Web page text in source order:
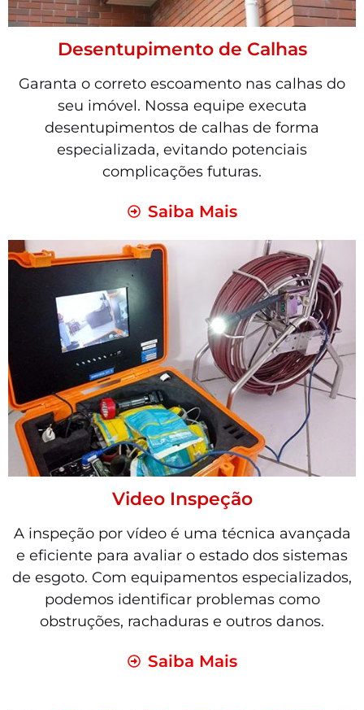
Desentupimento de Calhas
Garanta o correto escoamento nas calhas do
seu imóvel. Nossa equipe executa
desentupimentos de calhas de forma
especializada, evitando potenciais
complicações futuras.
Saiba Mais
Video Inspeção
A inspeção por vídeo é uma técnica avançada
e eficiente para avaliar o estado dos sistemas
de esgoto. Com equipamentos especializados,
podemos identificar problemas como
obstruções, rachaduras e outros danos.
Saiba Mais